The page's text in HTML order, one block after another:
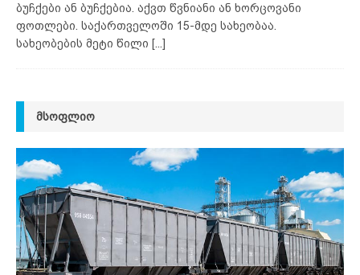
ბუჩქები ან ბუჩქებია. აქვთ წვნიანი ან ხორცოვანი
ფოთლები. საქართველოში 15-მდე სახეობაა.
სახეობების მეტი წილი [...]
ᲛᲡᲝᲤᲚᲘᲝ